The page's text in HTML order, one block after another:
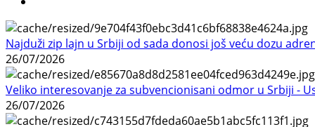
Najduži zip lajn u Srbiji od sada donosi još veću dozu
26/07/2026
Veliko interesovanje za subvencionisani odmor u Srbiji -
26/07/2026